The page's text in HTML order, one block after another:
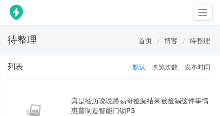
待整理 首页 博客 待整理
列表 默认 浏览次数 发布时间
真是经历说说路易哥捡漏结果被捡漏这件事情
惠普制造智能门锁P3